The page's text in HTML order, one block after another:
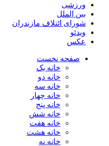
ورزشی
بین الملل
شورای ائتلاف مازندران
ویدئو
عکس
صفحه نخست
خانه یک
خانه دو
خانه سه
خانه چهار
خانه پنج
خانه شش
خانه هفت
خانه هشت
خانه نه